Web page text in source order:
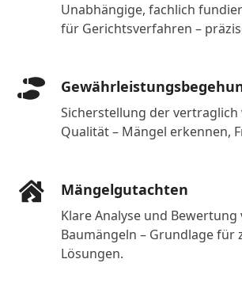
Unabhängige, fachlich
für Gerichtsverfahren –
Sicherstellung der
Qualität – Mängel erkennen,
Mängelgutachten
Klare Analyse und Bewertung
Baumängeln – Grundlage für
Lösungen.